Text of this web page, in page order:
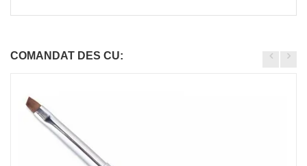
COMANDAT DES CU: